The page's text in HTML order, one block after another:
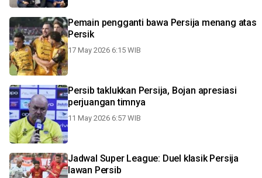
Pemain pengganti bawa Persija menang atas
Persik
17 May 2026 6:15 WIB
Persib taklukkan Persija, Bojan apresiasi
perjuangan timnya
11 May 2026 6:57 WIB
Jadwal Super League: Duel klasik Persija
lawan Persib